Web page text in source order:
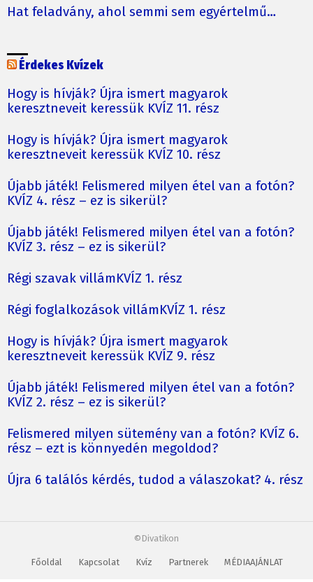
Hat feladvány, ahol semmi sem egyértelmű…
Érdekes Kvízek
Hogy is hívják? Újra ismert magyarok
keresztneveit keressük KVÍZ 11. rész
Hogy is hívják? Újra ismert magyarok
keresztneveit keressük KVÍZ 10. rész
Újabb játék! Felismered milyen étel van a fotón?
KVÍZ 4. rész – ez is sikerül?
Újabb játék! Felismered milyen étel van a fotón?
KVÍZ 3. rész – ez is sikerül?
Régi szavak villámKVÍZ 1. rész
Régi foglalkozások villámKVÍZ 1. rész
Hogy is hívják? Újra ismert magyarok
keresztneveit keressük KVÍZ 9. rész
Újabb játék! Felismered milyen étel van a fotón?
KVÍZ 2. rész – ez is sikerül?
Felismered milyen sütemény van a fotón? KVÍZ 6.
rész – ezt is könnyedén megoldod?
Újra 6 találós kérdés, tudod a válaszokat? 4. rész
©Divatikon
Főoldal Kapcsolat Kvíz Partnerek MÉDIAAJÁNLAT